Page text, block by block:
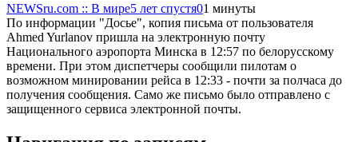
NEWSru.com :: В мире5 лет спустя01 минуты
По информации "Досье", копия письма от пользователя
Ahmed Yurlanov пришла на электронную почту
Национального аэропорта Минска в 12:57 по белорусскому
времени. При этом диспетчеры сообщили пилотам о
возможном минировании рейса в 12:33 - почти за полчаса до
получения сообщения. Само же письмо было отправлено с
защищенного сервиса электронной почты.